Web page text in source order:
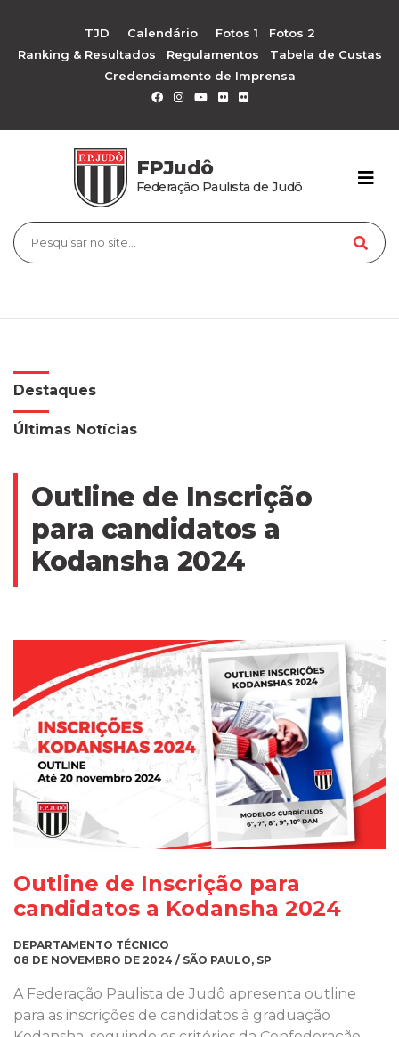
TJD Calendário Fotos 1
Fotos 2
Ranking & Resultados
Regulamentos
Tabela de Custas
Credenciamento de Imprensa
FPJudô
Federação Paulista de Judô
Destaques
Últimas Notícias
Outline de Inscrição
para candidatos a
Kodansha 2024
Outline de Inscrição para
candidatos a Kodansha 2024
DEPARTAMENTO TÉCNICO
08 DE NOVEMBRO DE 2024 / SÃO PAULO, SP
A Federação Paulista de Judô apresenta outline
para as inscrições de candidatos à graduação